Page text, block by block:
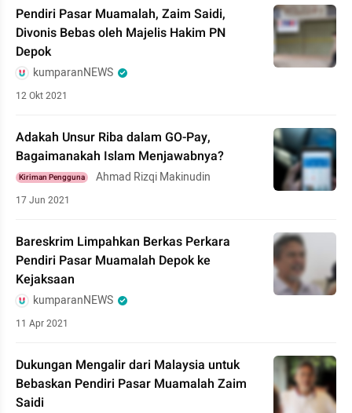
Pendiri Pasar Muamalah, Zaim Saidi,
Divonis Bebas oleh Majelis Hakim PN
Depok
kumparanNEWS
12 Okt 2021
Adakah Unsur Riba dalam GO-Pay,
Bagaimanakah Islam Menjawabnya?
Kiriman Pengguna Ahmad Rizqi Makinudin
17 Jun 2021
Bareskrim Limpahkan Berkas Perkara
Pendiri Pasar Muamalah Depok ke
Kejaksaan
kumparanNEWS
11 Apr 2021
Dukungan Mengalir dari Malaysia untuk
Bebaskan Pendiri Pasar Muamalah Zaim
Saidi